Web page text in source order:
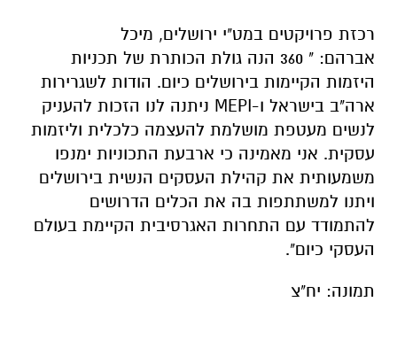
רכזת פרויקטים במט"י ירושלים, מיכל
אברהם: " 360 הנה גולת הכותרת של תכניות
היזמות הקיימות בירושלים כיום. הודות לשגרירות
ארה"ב בישראל ו-MEPI ניתנה לנו הזכות להעניק
לנשים מעטפת מושלמת להעצמה כלכלית וליזמות
עסקית. אני מאמינה כי ארבעת התכוניות ימנפו
משמעותית את קהילת העסקים הנשית בירושלים
ויתנו למשתתפות בה את הכלים הדרושים
להתמודד עם התחרות האגרסיבית הקיימת בעולם
העסקי כיום".
תמונה: יח"צ